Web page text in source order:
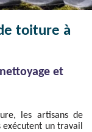
toiture à
et
les artisans de
exécutent un travail